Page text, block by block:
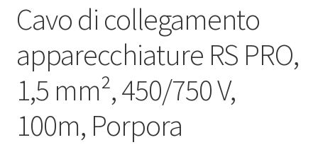
Cavo di collegamento
apparecchiature RS PRO,
1,5 mm², 450/750 V,
100m, Porpora